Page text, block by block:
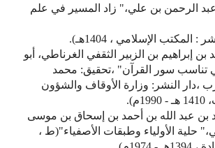
، عبد الرحمن بن علي،" زاد المسير في علم
بن إبراهيم بن الزبير الثقفي الغرناطي، أبو
تناسب سور القرآن" ،تحقيق: محمد
،دار النشر: وزارة الأوقاف والشؤون
بن عبد الله بن أحمد بن إسحاق بن موسى
حلية الأولياء وطبقات الأصفياء"(ط ،